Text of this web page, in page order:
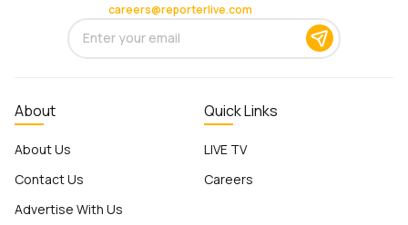
careers@reporterlive.com
About
About Us
Contact Us
Advertise With Us
Quick Links
LIVE TV
Careers